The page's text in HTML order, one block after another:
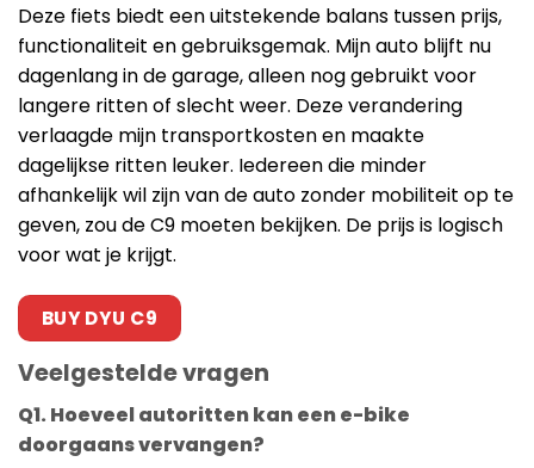
Deze fiets biedt een uitstekende balans tussen prijs,
functionaliteit en gebruiksgemak. Mijn auto blijft nu
dagenlang in de garage, alleen nog gebruikt voor
langere ritten of slecht weer. Deze verandering
verlaagde mijn transportkosten en maakte
dagelijkse ritten leuker. Iedereen die minder
afhankelijk wil zijn van de auto zonder mobiliteit op te
geven, zou de C9 moeten bekijken. De prijs is logisch
voor wat je krijgt.
BUY DYU C9
Veelgestelde vragen
Q1. Hoeveel autoritten kan een e-bike
doorgaans vervangen?